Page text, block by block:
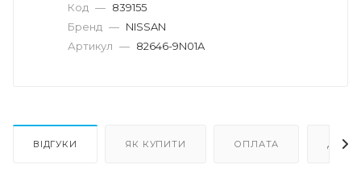
Код — 839155
Бренд — NISSAN
Артикул — 82646-9N01A
ВІДГУКИ ЯК КУПИТИ ОПЛАТА